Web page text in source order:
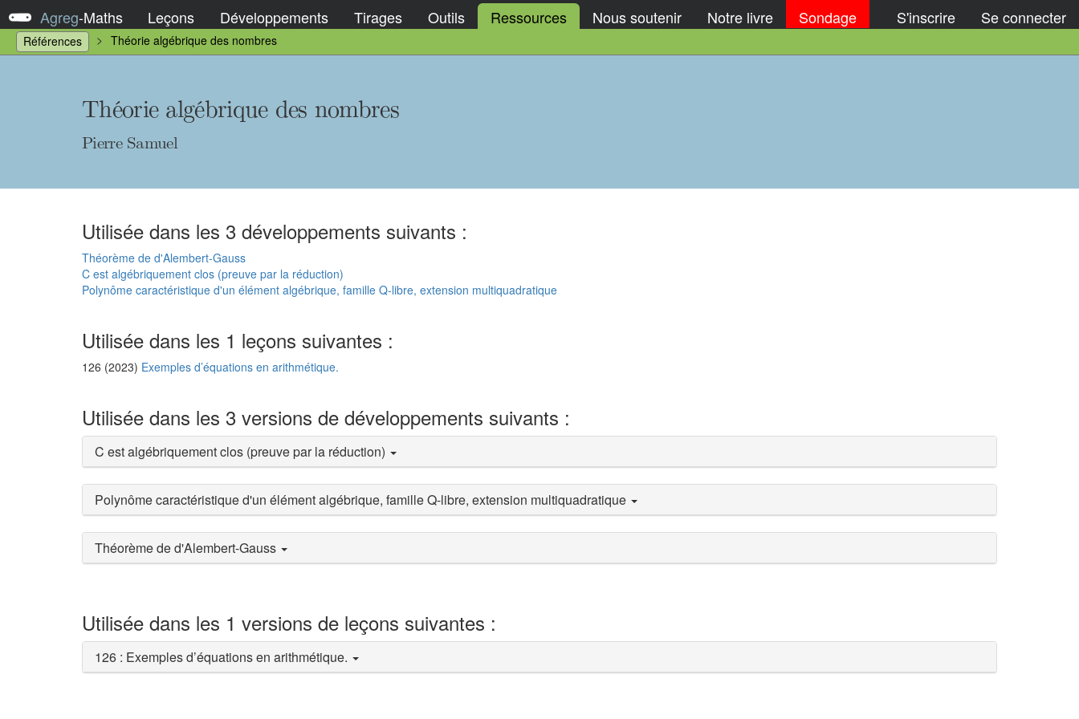
Agreg-Maths Leçons Développements Tirages Outils Ressources Nous soutenir Notre livre Sondage S'inscrire Se connecter
Références Théorie algébrique des nombres
Théorie algébrique des nombres
Pierre Samuel
Utilisée dans les 3 développements suivants :
Théorème de d'Alembert-Gauss
C est algébriquement clos (preuve par la réduction)
Polynôme caractéristique d'un élément algébrique, famille Q-libre, extension multiquadratique
Utilisée dans les 1 leçons suivantes :
126 (2023) Exemples d’équations en arithmétique.
Utilisée dans les 3 versions de développements suivants :
C est algébriquement clos (preuve par la réduction)
Polynôme caractéristique d'un élément algébrique, famille Q-libre, extension multiquadratique
Théorème de d'Alembert-Gauss
Utilisée dans les 1 versions de leçons suivantes :
126 : Exemples d’équations en arithmétique.